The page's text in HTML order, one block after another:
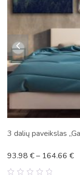
Ežeras
45.86€–